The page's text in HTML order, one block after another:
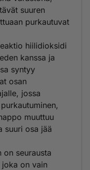
suuren
purkautuvat
hiilidioksidi
kanssa ja
syntyy
osan
jossa
muuttuu
suuri osa jää
on seurausta
on vain